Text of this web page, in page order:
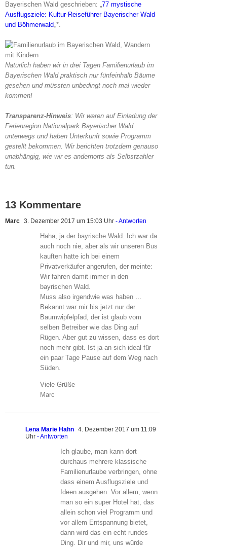
Bayerischen Wald geschrieben: „ 77 mystische
Ausflugsziele: Kultur-Reiseführer Bayerischer Wald
und Böhmerwald „*.
Natürlich haben wir in drei Tagen Familienurlaub im
Bayerischen Wald praktisch nur fünfeinhalb Bäume
gesehen und müssten unbedingt noch mal wieder
kommen!
Transparenz-Hinweis: Wir waren auf Einladung der
Ferienregion Nationalpark Bayerischer Wald
unterwegs und haben Unterkunft sowie Programm
gestellt bekommen. Wir berichten trotzdem genauso
unabhängig, wie wir es andernorts als Selbstzahler
tun.
13 Kommentare
Marc 3. Dezember 2017 um 15:03 Uhr - Antworten
Haha, ja der bayrische Wald. Ich war da
auch noch nie, aber als wir unseren Bus
kauften hatte ich bei einem
Privatverkäufer angerufen, der meinte:
Wir fahren damit immer in den
bayrischen Wald.
Muss also irgendwie was haben …
Bekannt war mir bis jetzt nur der
Baumwipfelpfad, der ist glaub vom
selben Betreiber wie das Ding auf
Rügen. Aber gut zu wissen, dass es dort
noch mehr gibt. Ist ja an sich ideal für
ein paar Tage Pause auf dem Weg nach
Süden.
Viele Grüße
Marc
Lena Marie Hahn 4. Dezember 2017 um 11:09
Uhr - Antworten
Ich glaube, man kann dort
durchaus mehrere klassische
Familienurlaube verbringen, ohne
dass einem Ausflugsziele und
Ideen ausgehen. Vor allem, wenn
man so ein super Hotel hat, das
allein schon viel Programm und
vor allem Entspannung bietet,
dann wird das ein echt rundes
Ding. Dir und mir, uns würde